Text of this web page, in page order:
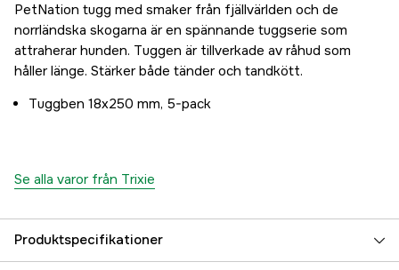
PetNation tugg med smaker från fjällvärlden och de
norrländska skogarna är en spännande tuggserie som
attraherar hunden. Tuggen är tillverkade av råhud som
håller länge. Stärker både tänder och tandkött.
Tuggben 18x250 mm, 5-pack
Se alla varor från Trixie
Produktspecifikationer